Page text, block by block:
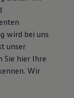
wird bei uns
unser
Sie hier Ihre
Wir